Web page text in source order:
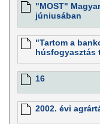
"MOST"
júniusában
"Tartom a
húsfogyasztás
16
2002. évi